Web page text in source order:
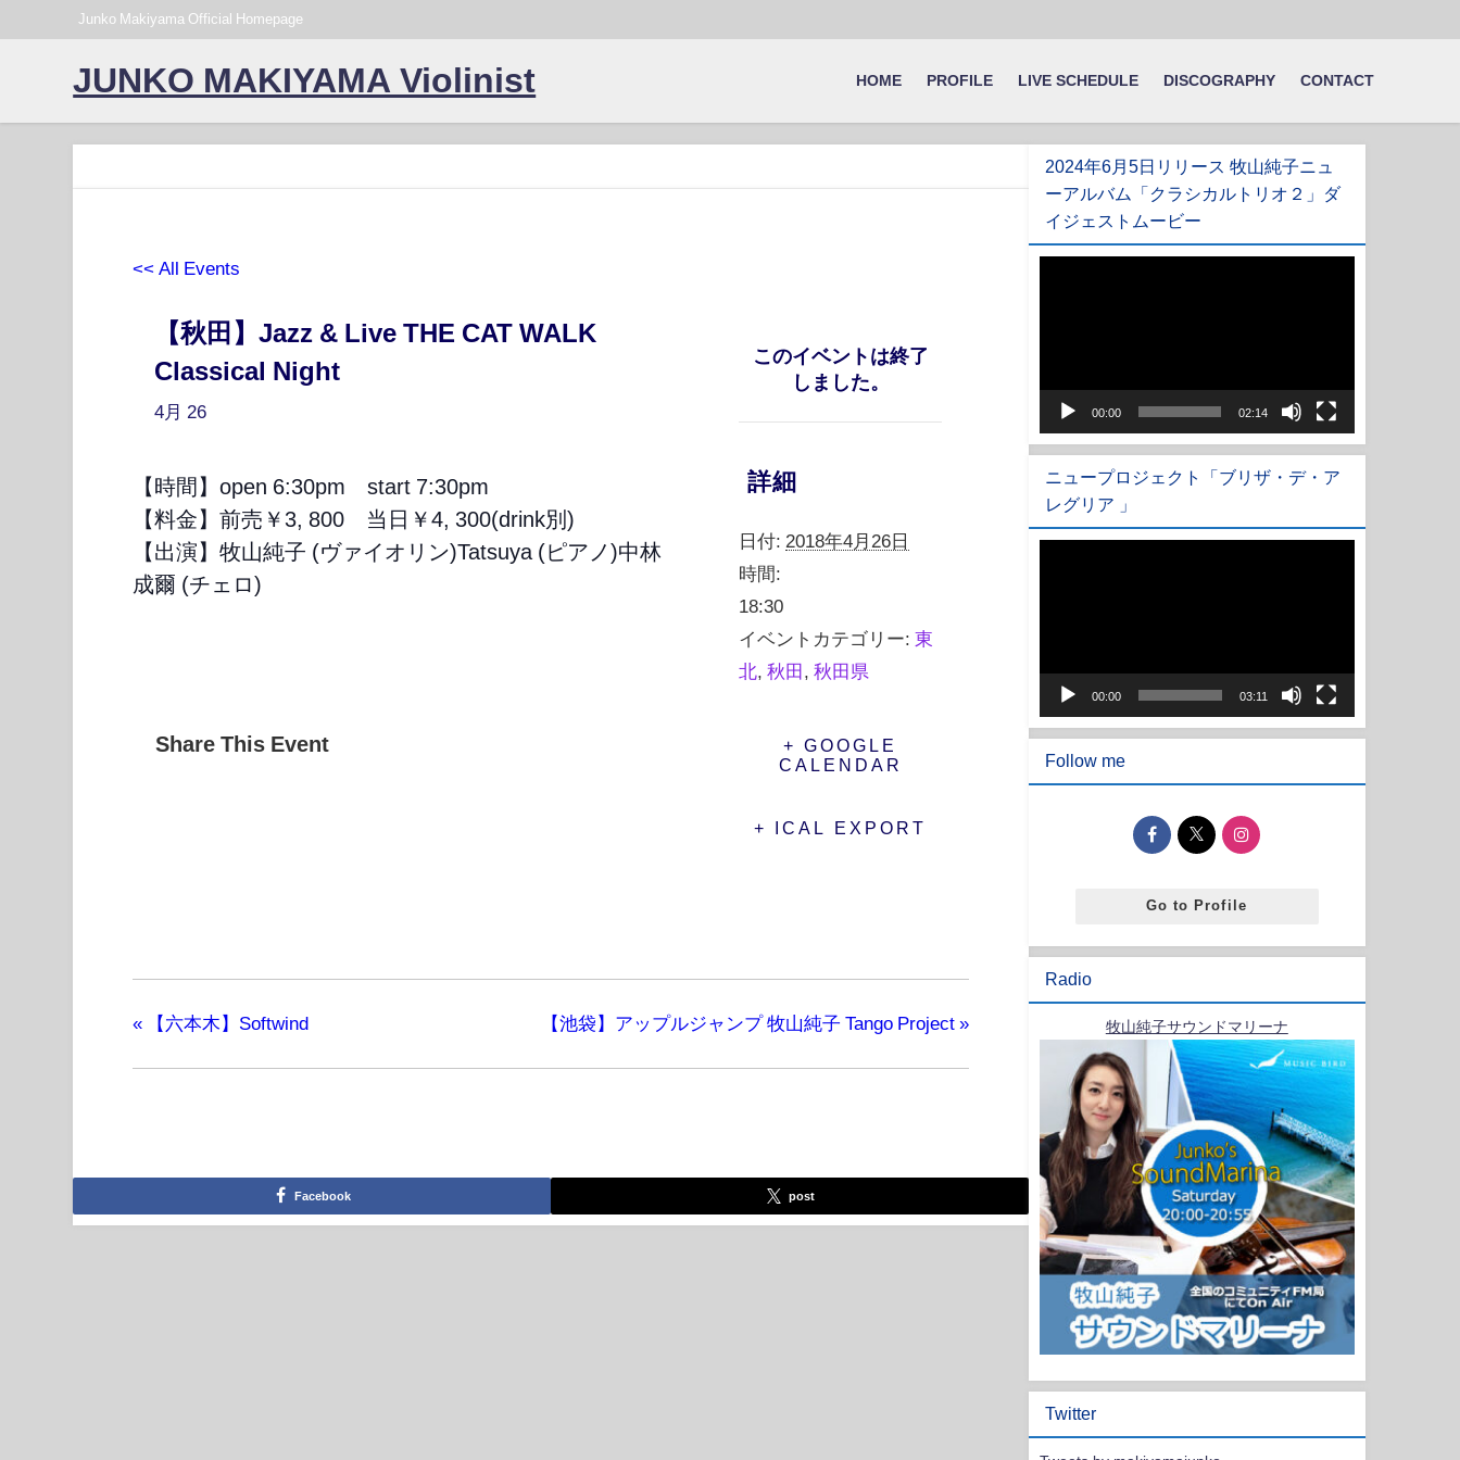
Junko Makiyama Official Homepage
JUNKO MAKIYAMA Violinist HOME PROFILE LIVE SCHEDULE DISCOGRAPHY CONTACT
<< All Events
【秋田】Jazz & Live THE CAT WALK
Classical Night
4月 26
【時間】open 6:30pm start 7:30pm
【料金】前売￥3, 800 当日￥4, 300(drink別)
【出演】牧山純子 (ヴァイオリン)Tatsuya (ピアノ)中林
成爾 (チェロ)
Share This Event
このイベントは終了
しました。
詳細
日付: 2018年4月26日
時間:
18:30
イベントカテゴリー: 東
北 ,秋田 ,秋田県
+ GOOGLE
CALENDAR
+ ICAL EXPORT
« 【六本木】Softwind 【池袋】アップルジャンプ 牧山純子 Tango Project »
Facebook post
2024年6月5日リリース 牧山純子ニュ
ーアルバム「クラシカルトリオ２」ダ
イジェストムービー
ー
00:00 02:14
ニュープロジェクト「ブリザ・デ・ア
レグリア 」
ー
00:00 03:11
Follow me
Go to Profile
Radio
牧山純子サウンドマリーナ
Twitter